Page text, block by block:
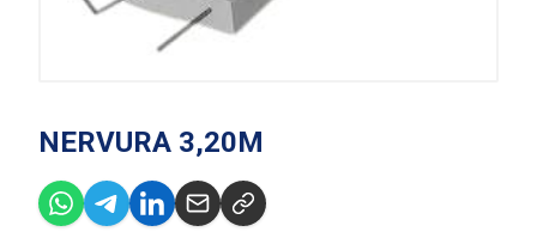
NERVURA 3,20M